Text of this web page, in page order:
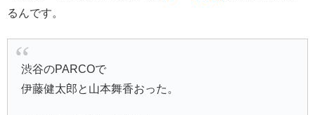
るんです。
渋谷のPARCOで
伊藤健太郎と山本舞香おった。